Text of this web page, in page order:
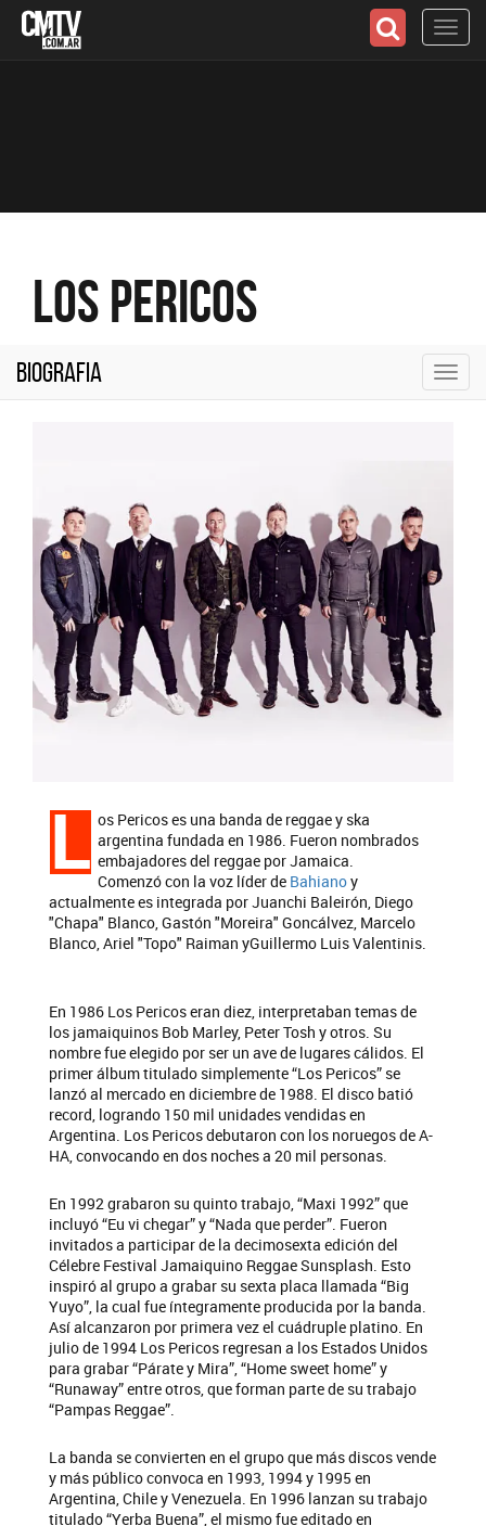
Los Pericos
Biografia
L os Pericos es una banda de reggae y ska
argentina fundada en 1986. Fueron nombrados
embajadores del reggae por Jamaica.
Comenzó con la voz líder de Bahianoy
actualmente es integrada por Juanchi Baleirón, Diego
"Chapa" Blanco, Gastón "Moreira" Goncálvez, Marcelo
Blanco, Ariel "Topo" Raiman yGuillermo Luis Valentinis.
En 1986 Los Pericos eran diez, interpretaban temas de
los jamaiquinos Bob Marley, Peter Tosh y otros. Su
nombre fue elegido por ser un ave de lugares cálidos. El
primer álbum titulado simplemente “Los Pericos” se
lanzó al mercado en diciembre de 1988. El disco batió
record, logrando 150 mil unidades vendidas en
Argentina. Los Pericos debutaron con los noruegos de A-
HA, convocando en dos noches a 20 mil personas.
En 1992 grabaron su quinto trabajo, “Maxi 1992” que
incluyó “Eu vi chegar” y “Nada que perder”. Fueron
invitados a participar de la decimosexta edición del
Célebre Festival Jamaiquino Reggae Sunsplash. Esto
inspiró al grupo a grabar su sexta placa llamada “Big
Yuyo”, la cual fue íntegramente producida por la banda.
Así alcanzaron por primera vez el cuádruple platino. En
julio de 1994 Los Pericos regresan a los Estados Unidos
para grabar “Párate y Mira”, “Home sweet home” y
“Runaway” entre otros, que forman parte de su trabajo
“Pampas Reggae”.
La banda se convierten en el grupo que más discos vende
y más público convoca en 1993, 1994 y 1995 en
Argentina, Chile y Venezuela. En 1996 lanzan su trabajo
titulado “Yerba Buena”, el mismo fue editado en